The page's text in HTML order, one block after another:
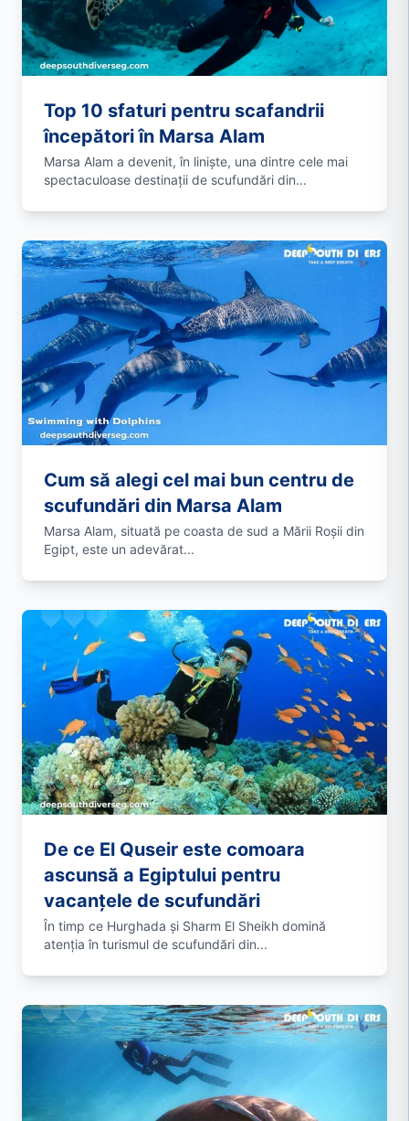
Top 10 sfaturi pentru scafandrii
începători în Marsa Alam
Marsa Alam a devenit, în liniște, una dintre cele mai
spectaculoase destinații de scufundări din...
Cum să alegi cel mai bun centru de
scufundări din Marsa Alam
Marsa Alam, situată pe coasta de sud a Mării Roșii din
Egipt, este un adevărat...
De ce El Quseir este comoara
ascunsă a Egiptului pentru
vacanțele de scufundări
În timp ce Hurghada și Sharm El Sheikh domină
atenția în turismul de scufundări din...